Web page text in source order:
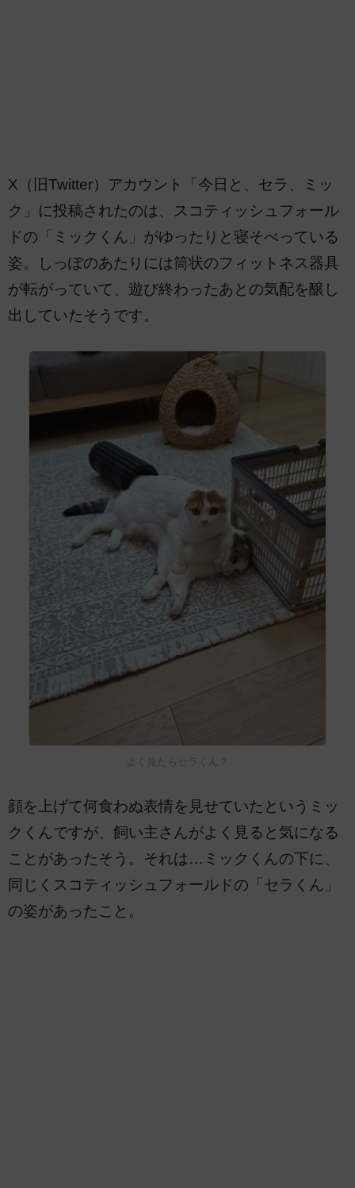
X（旧Twitter）アカウント「今日と、セラ、ミッ
ク」に投稿されたのは、スコティッシュフォール
ドの「ミックくん」がゆったりと寝そべっている
姿。しっぽのあたりには筒状のフィットネス器具
が転がっていて、遊び終わったあとの気配を醸し
出していたそうです。
よく見たらセラくん？
顔を上げて何食わぬ表情を見せていたというミッ
クくんですが、飼い主さんがよく見ると気になる
ことがあったそう。それは…ミックくんの下に、
同じくスコティッシュフォールドの「セラくん」
の姿があったこと。